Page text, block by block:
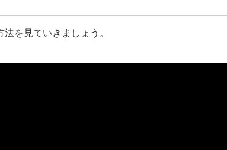
を見ていきましょう。